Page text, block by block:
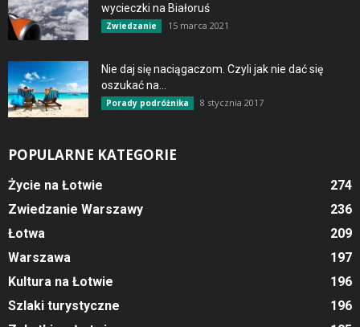
wycieczki na Białoruś
Zwiedzanie 15 marca 2021
Nie daj się naciągaczom. Czyli jak nie dać się
oszukać na...
Porady podróżnika 8 stycznia 2017
POPULARNE KATEGORIE
Życie na Łotwie
274
Zwiedzanie Warszawy
236
Łotwa
209
Warszawa
197
Kultura na Łotwie
196
Szlaki turystyczne
196